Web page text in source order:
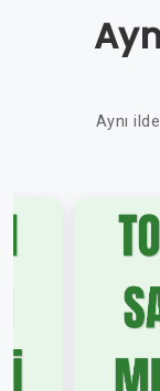
Aynı